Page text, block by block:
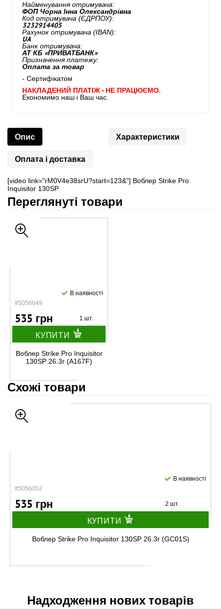
Найменування отримувача:
ФОП Чорна Інна Олександрівна
Код отримувача (ЄДРПОУ):
3232914405
Рахунок отримувача (IBAN):
UA
Банк отримувача:
АТ КБ «ПРИВАТБАНК»
Призначення платежу:
Оплата за товар
- Сертифікатом
НАКЛАДЕНИЙ ПЛАТІЖ - НЕ ПРАЦЮЄМО.
Економимо наш і Ваш час.
Опис Характеристики
Оплата і доставка
[video link="rM0V4e38srU?start=123&"] Воблер Strike Pro
Inquisitor 130SP
Переглянуті товари
#5056049
В наявності
535 грн 1 шт.
КУПИТИ
Воблер Strike Pro Inquisitor
130SP 26.3г (A167F)
Схожі товари
#5056052
В наявності
535 грн 2 шт.
КУПИТИ
Воблер Strike Pro Inquisitor 130SP 26.3г (GC01S)
Надходження нових товарів